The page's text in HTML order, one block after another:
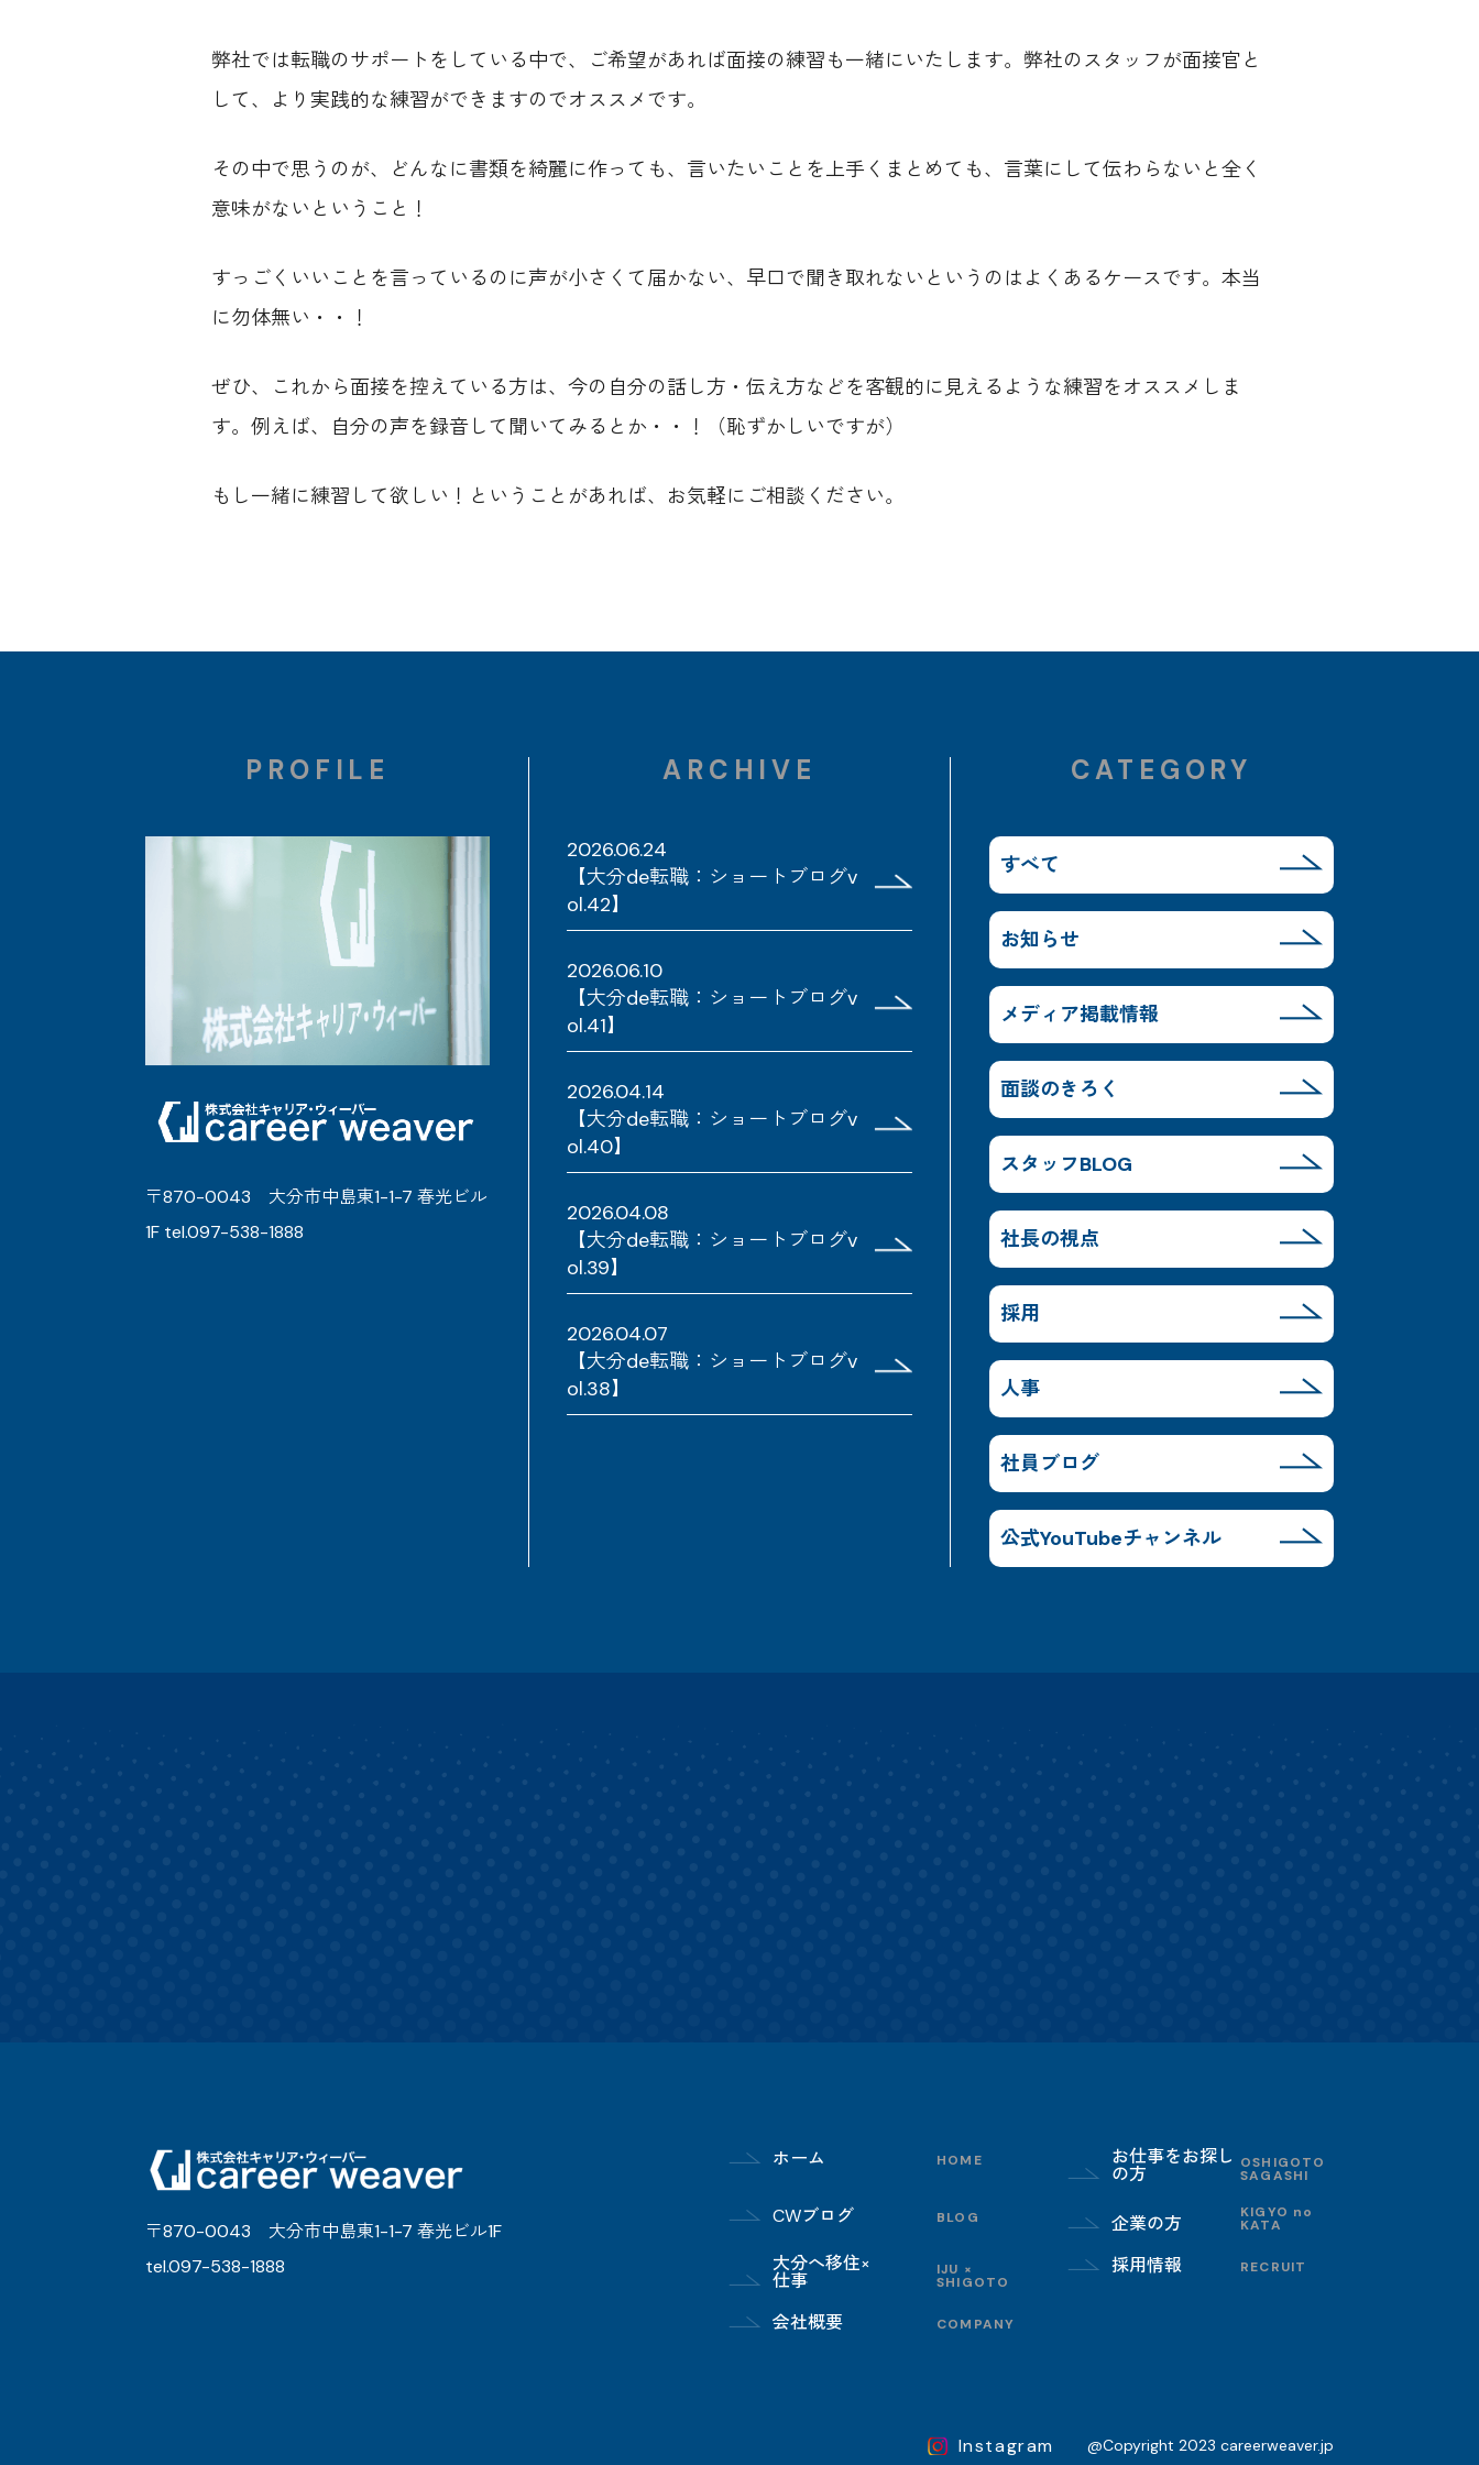
弊社では転職のサポートをしている中で、ご希望があれば面接の練習も一緒にいたします。弊社のスタッフが面接官と
して、より実践的な練習ができますのでオススメです。
その中で思うのが、どんなに書類を綺麗に作っても、言いたいことを上手くまとめても、言葉にして伝わらないと全く
意味がないということ！
すっごくいいことを言っているのに声が小さくて届かない、早口で聞き取れないというのはよくあるケースです。本当
に勿体無い・・！
ぜひ、これから面接を控えている方は、今の自分の話し方・伝え方などを客観的に見えるような練習をオススメしま
す。例えば、自分の声を録音して聞いてみるとか・・！（恥ずかしいですが）
もし一緒に練習して欲しい！ということがあれば、お気軽にご相談ください。
PROFILE
〒870-0043 大分市中島東1-1-7 春光ビル
1F tel.097-538-1888
ARCHIVE
2026.06.24
【大分de転職：ショートブログv
ol.42】
2026.06.10
【大分de転職：ショートブログv
ol.41】
2026.04.14
【大分de転職：ショートブログv
ol.40】
2026.04.08
【大分de転職：ショートブログv
ol.39】
2026.04.07
【大分de転職：ショートブログv
ol.38】
CATEGORY
すべて
お知らせ
メディア掲載情報
面談のきろく
スタッフBLOG
社長の視点
採用
人事
社員ブログ
公式YouTubeチャンネル
〒870-0043 大分市中島東1-1-7 春光ビル1F
tel.097-538-1888
ホーム HOME お仕事をお探し
の方 OSHIGOTO
SAGASHI
CWブログ BLOG 企業の方 KIGYO no
KATA
大分へ移住×
仕事 IJU ×
SHIGOTO
採用情報 RECRUIT
会社概要 COMPANY
Instagram @Copyright 2023 careerweaver.jp